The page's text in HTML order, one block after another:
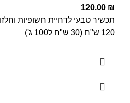
120.00 ₪
120 ש"ח (30 ש"ח ל100 ג')